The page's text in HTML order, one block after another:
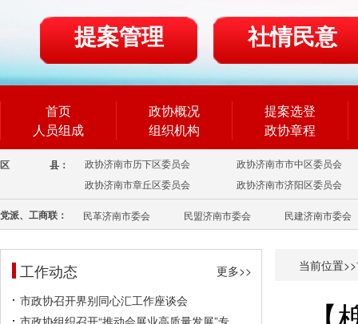
提案管理 社情民意
首页
人员组成
政协概况
组织机构
提案选登
政协章程
区 县： 政协济南市历下区委员会
政协济南市市中区委员会
政协济南市章丘区委员会
政协济南市济阳区委员会
党派、工商联： 民革济南市委会 民盟济南市委会 民建济南市委会
工作动态
更多>>
市政协召开界别同心汇工作座谈会
市政协组织召开“推动会展业高质量发展”专
当前位置>>